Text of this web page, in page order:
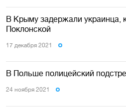
В Крыму задержали украинца,
Поклонской
17 декабря 2021
В Польше полицейский
24 ноября 2021